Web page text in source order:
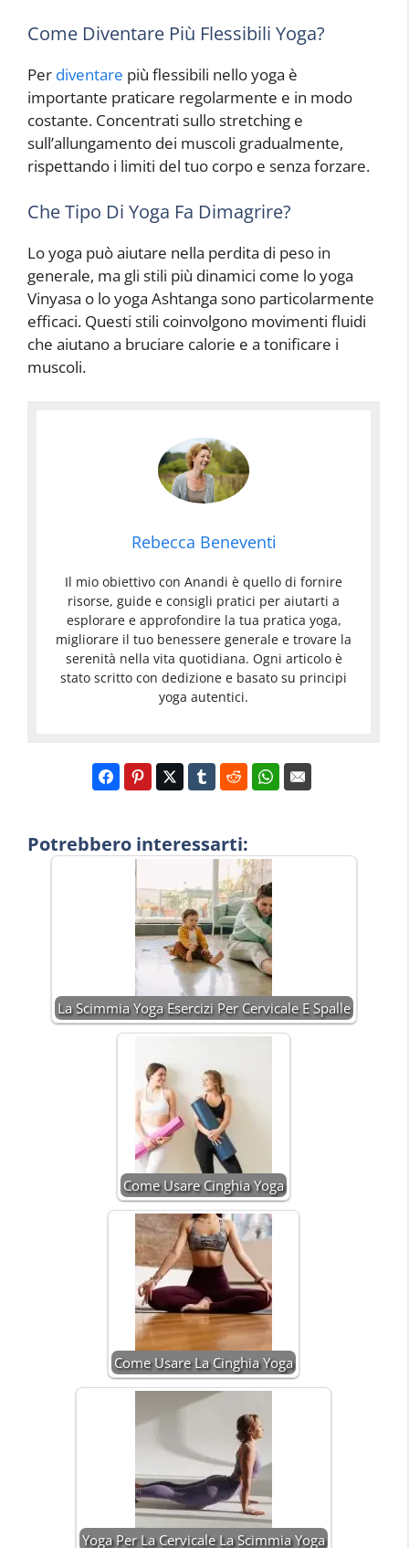
Come Diventare Più Flessibili Yoga?
Per diventare più flessibili nello yoga è
importante praticare regolarmente e in modo
costante. Concentrati sullo stretching e
sull’allungamento dei muscoli gradualmente,
rispettando i limiti del tuo corpo e senza forzare.
Che Tipo Di Yoga Fa Dimagrire?
Lo yoga può aiutare nella perdita di peso in
generale, ma gli stili più dinamici come lo yoga
Vinyasa o lo yoga Ashtanga sono particolarmente
efficaci. Questi stili coinvolgono movimenti fluidi
che aiutano a bruciare calorie e a tonificare i
muscoli.
Rebecca Beneventi
Il mio obiettivo con Anandi è quello di fornire
risorse, guide e consigli pratici per aiutarti a
esplorare e approfondire la tua pratica yoga,
migliorare il tuo benessere generale e trovare la
serenità nella vita quotidiana. Ogni articolo è
stato scritto con dedizione e basato su principi
yoga autentici.
Potrebbero interessarti:
La Scimmia Yoga Esercizi Per Cervicale E Spalle
Come Usare Cinghia Yoga
Come Usare La Cinghia Yoga
Yoga Per La Cervicale La Scimmia Yoga